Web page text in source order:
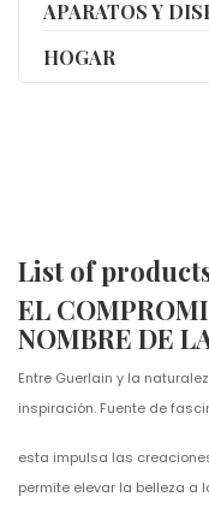
APARATOS Y
HOGAR
List of
EL
NOMBRE DE
Entre Guerlain y la
inspiración. Fuente de
esta impulsa las
permite elevar la belleza a